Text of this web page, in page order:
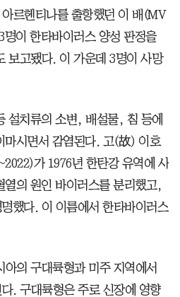
르헨티나를 출항했던 이 배(MV
이 한타바이러스 양성 판정을
보고됐다. 이 가운데 3명이 사망
설치류의 소변, 배설물, 침 등에
마시면서 감염된다. 고(故) 이호
가 1976년 한탄강 유역에 사
열의 원인 바이러스를 분리했고,
했다. 이 이름에서 한타바이러스
의 구대륙형과 미주 지역에서
. 구대륙형은 주로 신장에 영향